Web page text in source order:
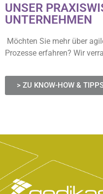
UNSER
UNTERNEHMEN
Möchten Sie mehr über
Prozesse erfahren? Wir
> ZU KNOW-HOW &